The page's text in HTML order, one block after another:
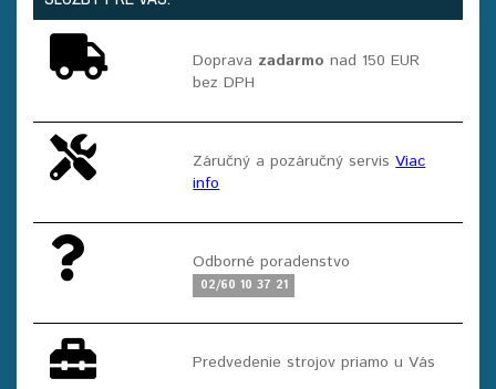
Doprava zadarmo nad 150 EUR
bez DPH
Záručný a pozáručný servisViac
info
Odborné poradenstvo
02/60 10 37 21
Predvedenie strojov priamo u Vás